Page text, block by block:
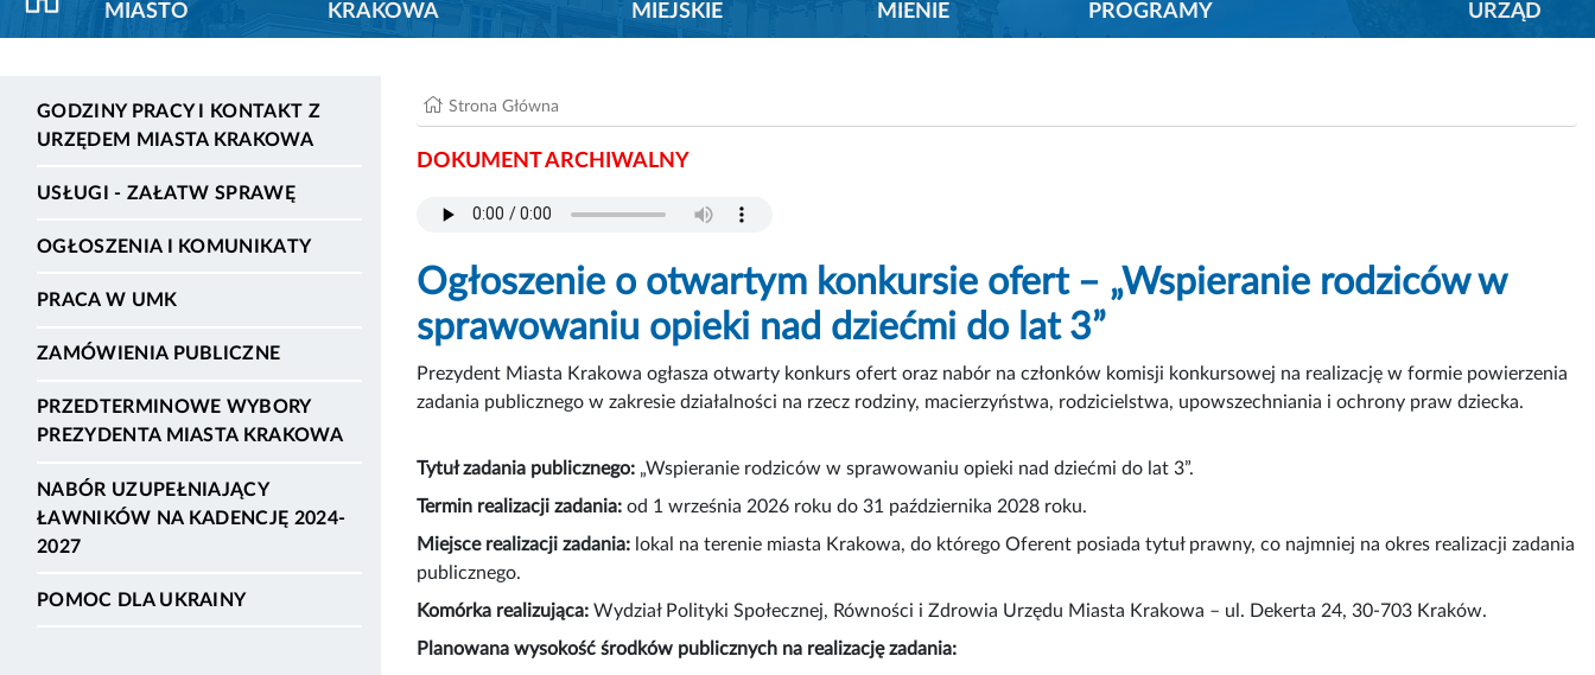
MIASTO
KRAKOWA
MIEJSKIE
MIENIE
PROGRAMY
URZĄD
GODZINY PRACY I KONTAKT Z
URZĘDEM MIASTA KRAKOWA
USŁUGI - ZAŁATW SPRAWĘ
OGŁOSZENIA I KOMUNIKATY
PRACA W UMK
ZAMÓWIENIA PUBLICZNE
PRZEDTERMINOWE WYBORY
PREZYDENTA MIASTA KRAKOWA
NABÓR UZUPEŁNIAJĄCY
ŁAWNIKÓW NA KADENCJĘ 2024-
2027
POMOC DLA UKRAINY
Strona Główna
DOKUMENT ARCHIWALNY
Ogłoszenie o otwartym konkursie ofert – „Wspieranie rodziców w
sprawowaniu opieki nad dziećmi do lat 3”
Prezydent Miasta Krakowa ogłasza otwarty konkurs ofert oraz nabór na członków komisji konkursowej na realizację w formie powierzenia
zadania publicznego w zakresie działalności na rzecz rodziny, macierzyństwa, rodzicielstwa, upowszechniania i ochrony praw dziecka.
Tytuł zadania publicznego: „Wspieranie rodziców w sprawowaniu opieki nad dziećmi do lat 3”.
Termin realizacji zadania: od 1 września 2026 roku do 31 października 2028 roku.
Miejsce realizacji zadania: lokal na terenie miasta Krakowa, do którego Oferent posiada tytuł prawny, co najmniej na okres realizacji zadania
publicznego.
Komórka realizująca: Wydział Polityki Społecznej, Równości i Zdrowia Urzędu Miasta Krakowa – ul. Dekerta 24, 30-703 Kraków.
Planowana wysokość środków publicznych na realizację zadania: